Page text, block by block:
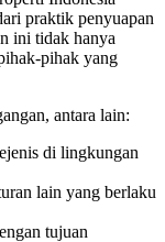
praktik penyuapan
ini tidak hanya
pihak yang
antara lain:
di lingkungan
lain yang berlaku
tujuan